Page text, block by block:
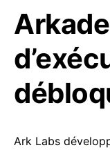
Ark Labs